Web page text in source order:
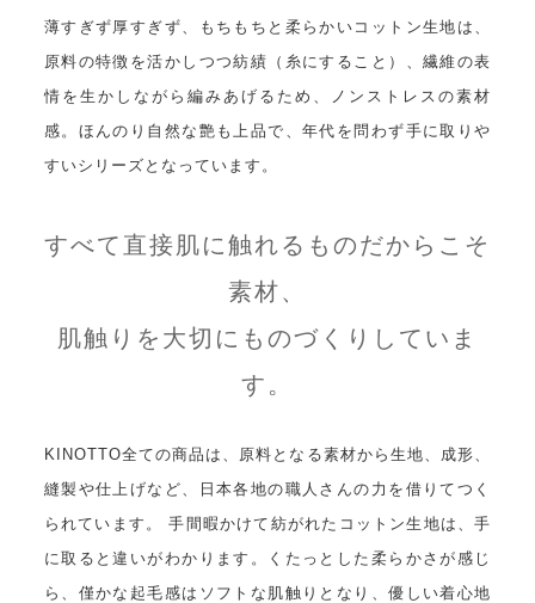
薄すぎず厚すぎず、もちもちと柔らかいコットン生地は、
原料の特徴を活かしつつ紡績（糸にすること）、繊維の表
情を生かしながら編みあげるため、ノンストレスの素材
感。ほんのり自然な艶も上品で、年代を問わず手に取りや
すいシリーズとなっています。
すべて直接肌に触れるものだからこそ
素材、
肌触りを大切にものづくりしていま
す。
KINOTTO全ての商品は、原料となる素材から生地、成形、
縫製や仕上げなど、日本各地の職人さんの力を借りてつく
られています。 手間暇かけて紡がれたコットン生地は、手
に取ると違いがわかります。くたっとした柔らかさが感じ
ら、僅かな起毛感はソフトな肌触りとなり、優しい着心地